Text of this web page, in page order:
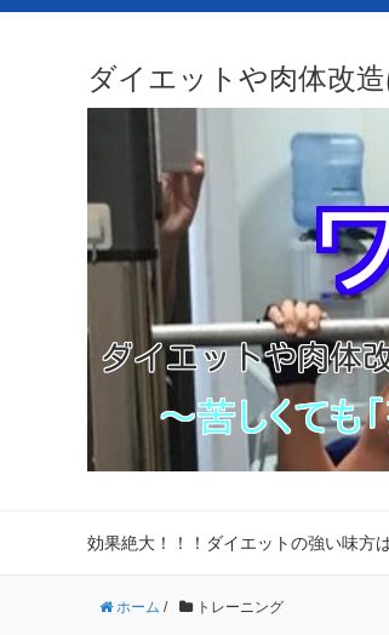
ダイエットや肉体改
効果絶大！！！ダイエットの強い味方
ホーム / トレーニング